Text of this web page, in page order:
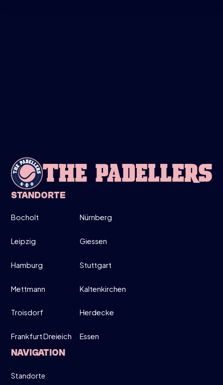
INFO
MITTWOCH
26
MÄRZ
MOVE UP, MOVE DOWN - MEN ONLY!
19:00-21:30
DIRECT INSCHRIJVEN
STANDORTE
Bocholt Nürnberg
Leipzig Giessen
Hamburg Stuttgart
Mettmann Kaltenkirchen
Troisdorf Herdecke
Frankfurt Dreieich Essen
NAVIGATION
Standorte